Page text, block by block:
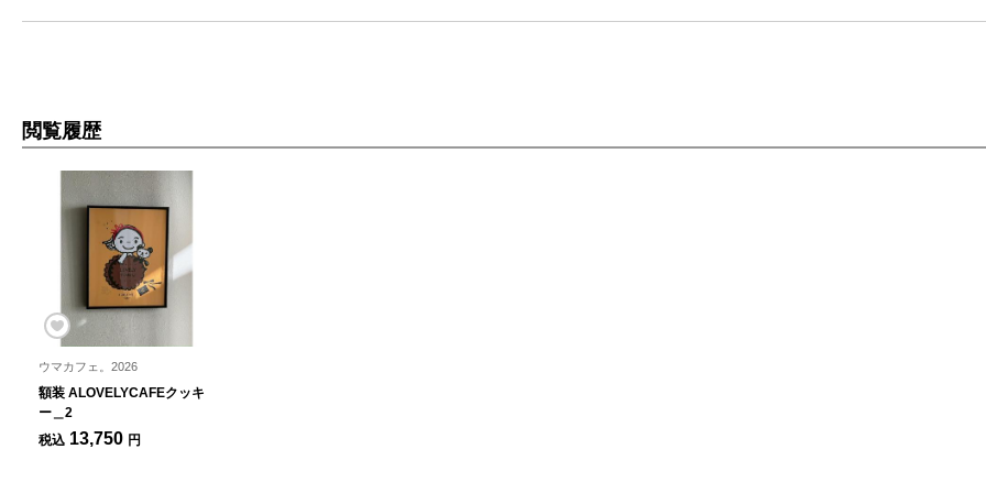
閲覧履歴
ウマカフェ。2026
額装 ALOVELYCAFEクッキ
ー＿2
税込 13,750 円